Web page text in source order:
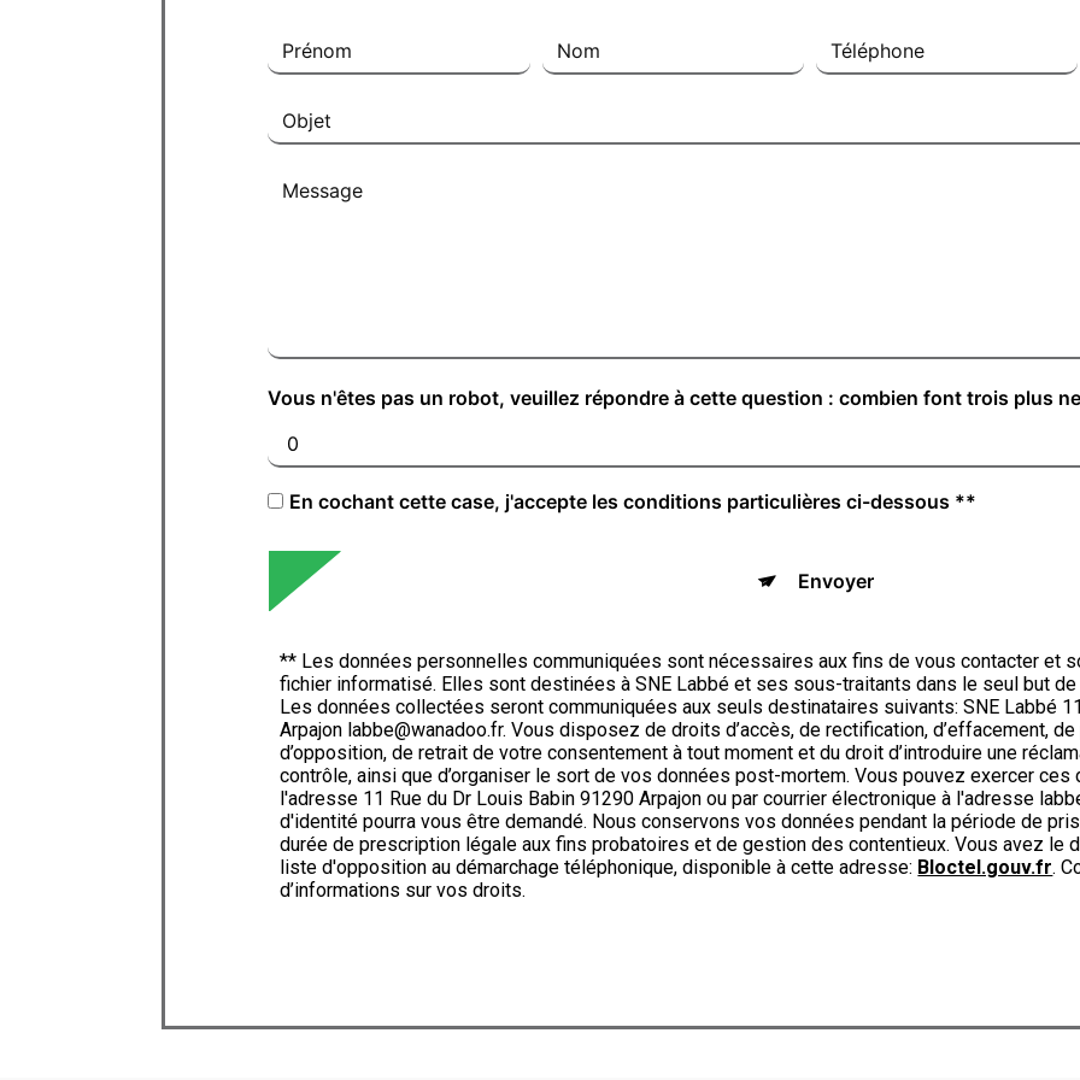
Vous n'êtes pas un robot, veuillez répondre à cette question : combien font trois plus
En cochant cette case, j'accepte les conditions particulières ci-dessous **
Envoyer
** Les données personnelles communiquées sont nécessaires aux fins de vous contacter et
fichier informatisé. Elles sont destinées à SNE Labbé et ses sous-traitants dans le seul but
Les données collectées seront communiquées aux seuls destinataires suivants: SNE Labbé
Arpajon labbe@wanadoo.fr. Vous disposez de droits d’accès, de rectification, d’effacement,
d’opposition, de retrait de votre consentement à tout moment et du droit d’introduire une
contrôle, ainsi que d’organiser le sort de vos données post-mortem. Vous pouvez exercer
l'adresse 11 Rue du Dr Louis Babin 91290 Arpajon ou par courrier électronique à l'adresse
d'identité pourra vous être demandé. Nous conservons vos données pendant la période de
durée de prescription légale aux fins probatoires et de gestion des contentieux. Vous avez le
liste d'opposition au démarchage téléphonique, disponible à cette adresse: Bloctel.gouv.fr.
d’informations sur vos droits.